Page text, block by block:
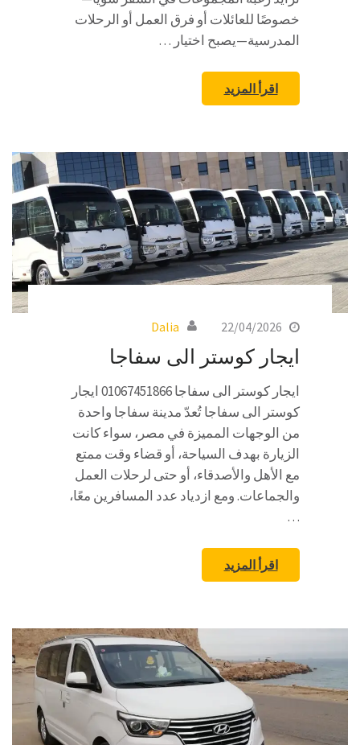
خصوصًا للعائلات أو فرق العمل أو الرحلات
المدرسية—يصبح اختيار …
اقرأ المزيد
22/04/2026
Dalia
ايجار كوستر الى سفاجا
ايجار كوستر الى سفاجا 01067451866 ايجار
كوستر الى سفاجا تُعدّ مدينة سفاجا واحدة
من الوجهات المميزة في مصر، سواء كانت
الزيارة بهدف السياحة، أو قضاء وقت ممتع
مع الأهل والأصدقاء، أو حتى لرحلات العمل
والجماعات. ومع ازدياد عدد المسافرين معًا،
…
اقرأ المزيد